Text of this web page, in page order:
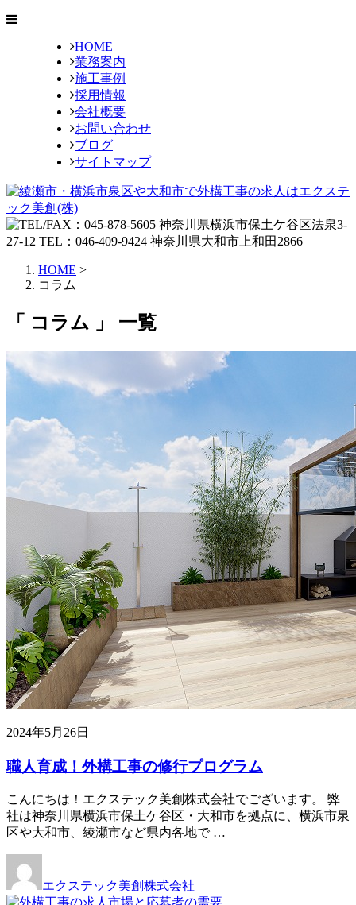
HOME
業務案内
施工事例
採用情報
会社概要
お問い合わせ
ブログ
サイトマップ
HOME >
コラム
「 コラム 」 一覧
2024年5月26日
職人育成！外構工事の修行プログラム
こんにちは！エクステック美創株式会社でございます。 弊
社は神奈川県横浜市保土ケ谷区・大和市を拠点に、横浜市泉
区や大和市、綾瀬市など県内各地で …
エクステック美創株式会社